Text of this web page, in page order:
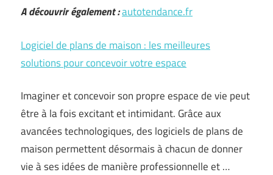
A découvrir également :autotendance.fr
Logiciel de plans de maison : les meilleures
solutions pour concevoir votre espace
Imaginer et concevoir son propre espace de vie peut
être à la fois excitant et intimidant. Grâce aux
avancées technologiques, des logiciels de plans de
maison permettent désormais à chacun de donner
vie à ses idées de manière professionnelle et …